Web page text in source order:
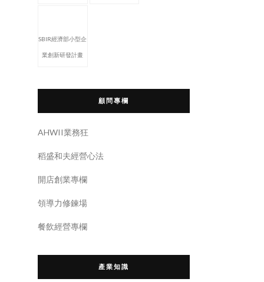
SBIR經濟部小型企
業創新研發計畫
顧問專欄
AHWII業務狂
稻盛和夫經營心法
開店創業專欄
領導力修鍊場
餐飲經營專欄
產業知識